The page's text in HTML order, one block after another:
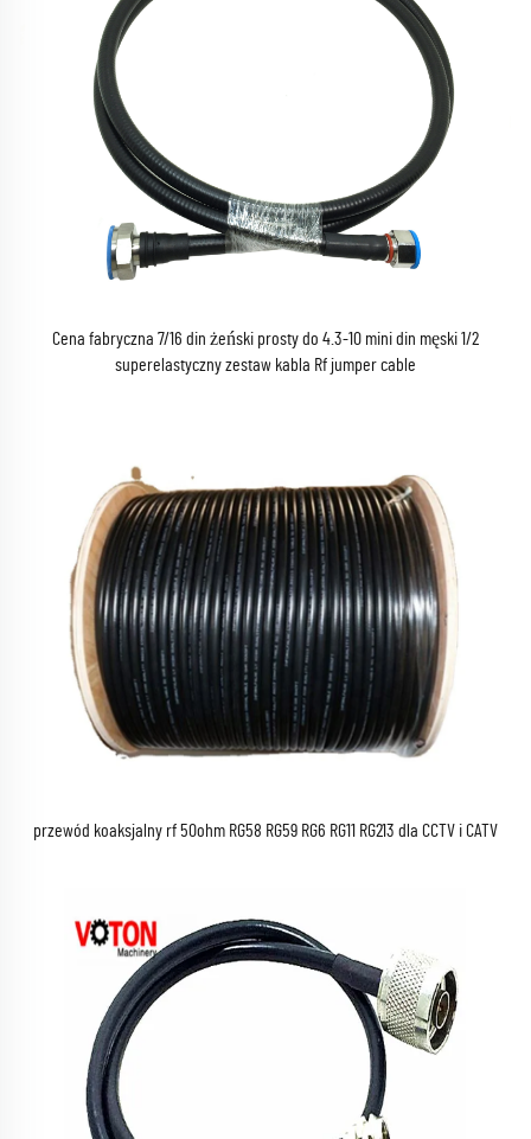
Cena fabryczna 7/16 din żeński prosty do 4.3-10 mini din męski 1/2
superelastyczny zestaw kabla Rf jumper cable
przewód koaksjalny rf 50ohm RG58 RG59 RG6 RG11 RG213 dla CCTV i CATV